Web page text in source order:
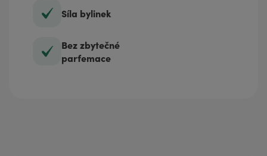
Síla bylinek
Bez zbytečné
parfemace